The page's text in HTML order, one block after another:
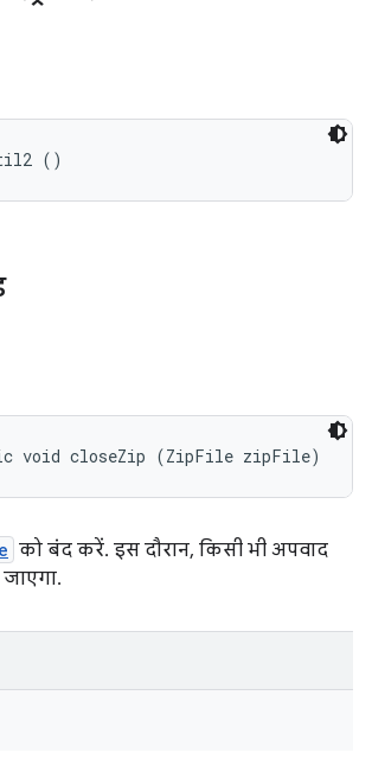
()
void closeZip (ZipFile zipFile)
को बंद करें. इस दौरान, किसी भी अपवाद